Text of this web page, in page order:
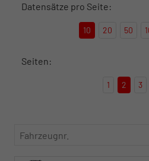
Datensätze pro Seite:
10 20 50
Seiten:
1 2 3
Fahrzeugnr.